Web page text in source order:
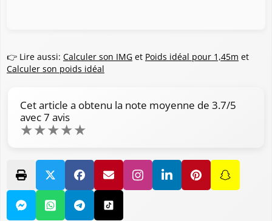
👉 Lire aussi: Calculer son IMG et Poids idéal pour 1,45m et
Calculer son poids idéal
Cet article a obtenu la note moyenne de 3.7/5
avec7 avis
★★★★★